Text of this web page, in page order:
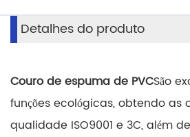
Detalhes do produto
Couro de espuma de PVCSão
funções ecológicas, obtendo as
qualidade ISO9001 e 3C, além